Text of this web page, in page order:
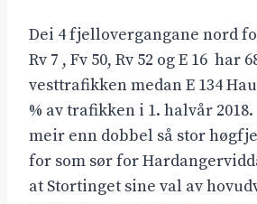
Dei 4 fjellovergangane nord
Rv 7 , Fv 50, Rv 52 og E 16 har
vesttrafikken medan E 134
% av trafikken i 1. halvår
meir enn dobbel så stor
for som sør for
at Stortinget sine val av